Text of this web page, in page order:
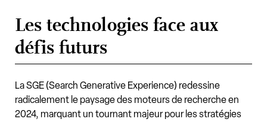
Les technologies face aux
défis futurs
La SGE (Search Generative Experience) redessine
radicalement le paysage des moteurs de recherche en
2024, marquant un tournant majeur pour les stratégies